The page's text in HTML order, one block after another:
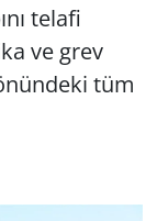
telafi
ve grev
tüm